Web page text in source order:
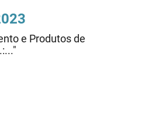
e Produtos de